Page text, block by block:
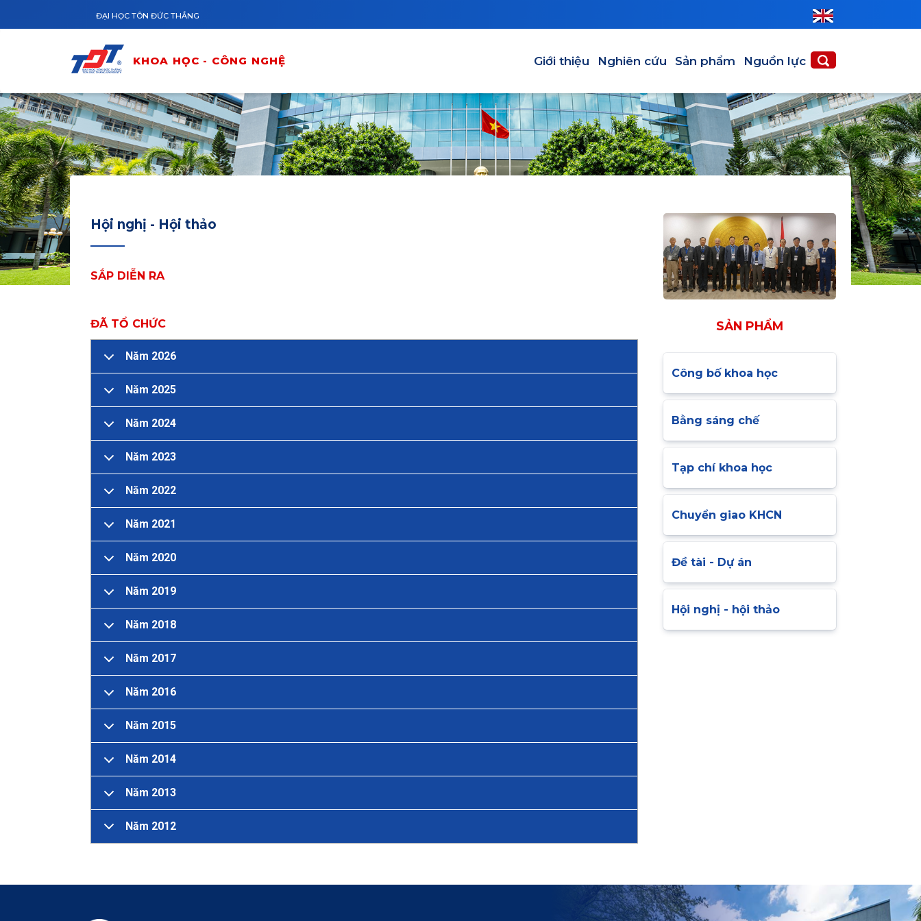
ĐẠI HỌC TÔN ĐỨC THẮNG
KHOA HỌC - CÔNG NGHỆ Giới thiệu Nghiên cứu Sản phẩm Nguồn lực
Hội nghị - Hội thảo
SẮP DIỄN RA
ĐÃ TỔ CHỨC
Năm 2026
Năm 2025
Năm 2024
Năm 2023
Năm 2022
Năm 2021
Năm 2020
Năm 2019
Năm 2018
Năm 2017
Năm 2016
Năm 2015
Năm 2014
Năm 2013
Năm 2012
SẢN PHẨM
Công bố khoa học
Bằng sáng chế
Tạp chí khoa học
Chuyển giao KHCN
Đề tài - Dự án
Hội nghị - hội thảo